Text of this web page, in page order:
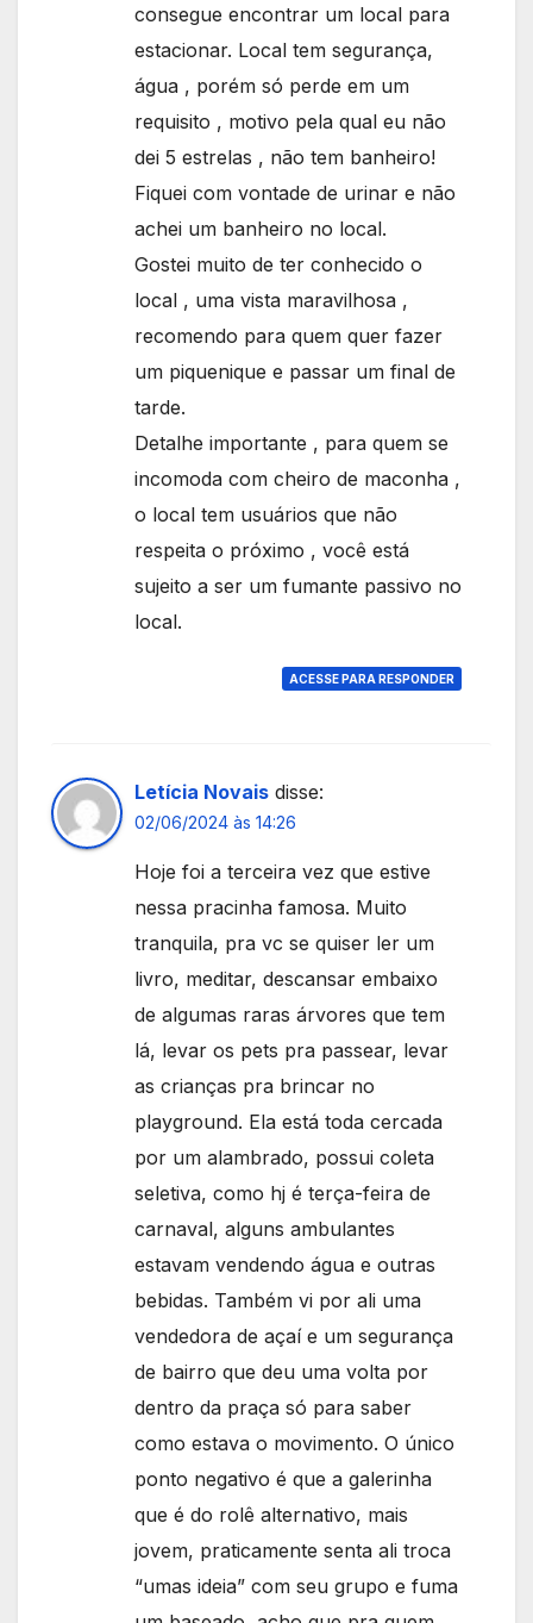
consegue encontrar um local para
estacionar. Local tem segurança,
água , porém só perde em um
requisito , motivo pela qual eu não
dei 5 estrelas , não tem banheiro!
Fiquei com vontade de urinar e não
achei um banheiro no local.
Gostei muito de ter conhecido o
local , uma vista maravilhosa ,
recomendo para quem quer fazer
um piquenique e passar um final de
tarde.
Detalhe importante , para quem se
incomoda com cheiro de maconha ,
o local tem usuários que não
respeita o próximo , você está
sujeito a ser um fumante passivo no
local.
ACESSE PARA RESPONDER
Letícia Novais disse:
02/06/2024 às 14:26
Hoje foi a terceira vez que estive
nessa pracinha famosa. Muito
tranquila, pra vc se quiser ler um
livro, meditar, descansar embaixo
de algumas raras árvores que tem
lá, levar os pets pra passear, levar
as crianças pra brincar no
playground. Ela está toda cercada
por um alambrado, possui coleta
seletiva, como hj é terça-feira de
carnaval, alguns ambulantes
estavam vendendo água e outras
bebidas. Também vi por ali uma
vendedora de açaí e um segurança
de bairro que deu uma volta por
dentro da praça só para saber
como estava o movimento. O único
ponto negativo é que a galerinha
que é do rolê alternativo, mais
jovem, praticamente senta ali troca
“umas ideia” com seu grupo e fuma